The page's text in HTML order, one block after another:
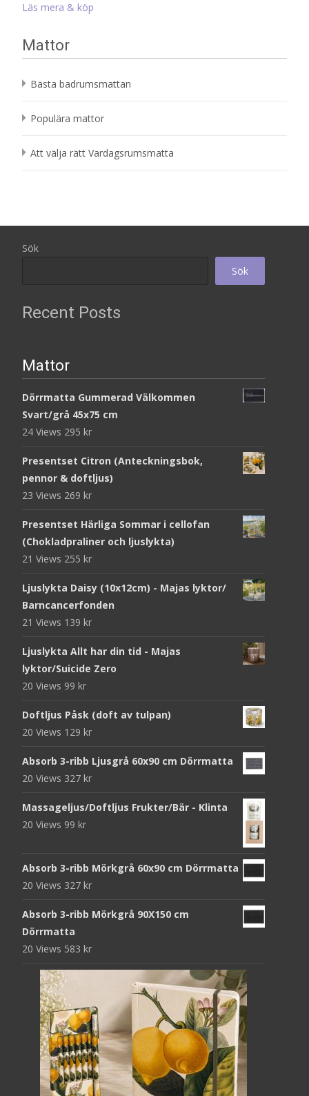
priset
560 kr.
priset
Läs mera & köp
Mattor
Bästa badrumsmattan
Populära mattor
Att välja rätt Vardagsrumsmatta
Sök
Sök
Recent Posts
Mattor
Dörrmatta Gummerad Välkommen
Svart/grå 45x75 cm
24 Views 295 kr
Presentset Citron (Anteckningsbok,
pennor & doftljus)
23 Views 269 kr
Presentset Härliga Sommar i cellofan
(Chokladpraliner och ljuslykta)
21 Views 255 kr
Ljuslykta Daisy (10x12cm) - Majas lyktor/
Barncancerfonden
21 Views 139 kr
Ljuslykta Allt har din tid - Majas
lyktor/Suicide Zero
20 Views 99 kr
Doftljus Påsk (doft av tulpan)
20 Views 129 kr
Absorb 3-ribb Ljusgrå 60x90 cm Dörrmatta
20 Views 327 kr
Massageljus/Doftljus Frukter/Bär - Klinta
20 Views 99 kr
Absorb 3-ribb Mörkgrå 60x90 cm Dörrmatta
20 Views 327 kr
Absorb 3-ribb Mörkgrå 90X150 cm
Dörrmatta
20 Views 583 kr